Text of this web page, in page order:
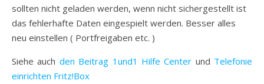
sollten nicht geladen werden, wenn nicht sichergestellt ist
das fehlerhafte Daten eingespielt werden. Besser alles
neu einstellen ( Portfreigaben etc. )
Siehe auch den Beitrag 1und1 Hilfe Center und Telefonie
einrichten Fritz!Box